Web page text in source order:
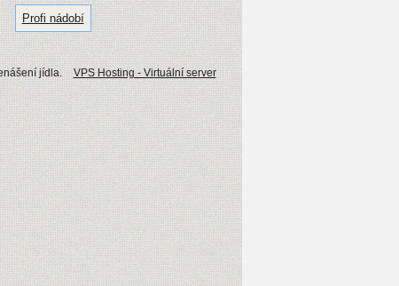
Profi nádobí
jídla.
VPS Hosting - Virtuální server